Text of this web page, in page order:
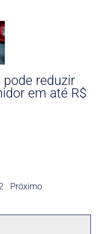
reduzir
em até R$
Próximo